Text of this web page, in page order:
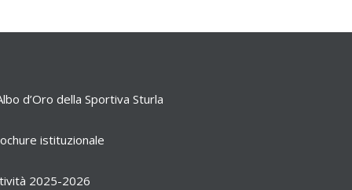
d’Oro della Sportiva Sturla
istituzionale
2025-2026